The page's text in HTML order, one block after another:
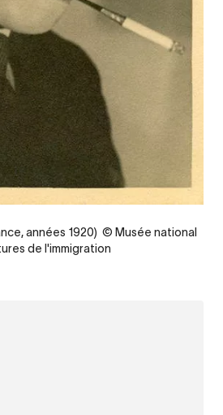
années 1920) © Musée national
de l'immigration